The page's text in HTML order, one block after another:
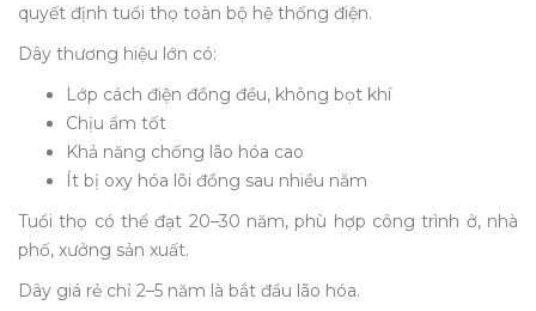
quyết định tuổi thọ toàn bộ hệ thống điện.
Dây thương hiệu lớn có:
Lớp cách điện đồng đều, không bọt khí
Chịu ẩm tốt
Khả năng chống lão hóa cao
Ít bị oxy hóa lõi đồng sau nhiều năm
Tuổi thọ có thể đạt 20–30 năm, phù hợp công trình ở, nhà
phố, xưởng sản xuất.
Dây giá rẻ chỉ 2–5 năm là bắt đầu lão hóa.